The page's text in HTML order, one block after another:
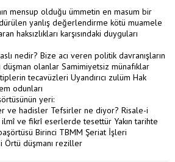
mensup olduğu ümmetin en masum bir
yanlış değerlendirme kötü muamele
haksızlıkları karşısındaki duyguları
nedir? Bize acı veren politik davranışların
olanlar Samimiyetsiz münafıklar
tecavüzleri Uyandırıcı zulüm Hak
odunları
yeri:
ve hadisler Tefsirler ne diyor? Risale-i
ve fikrî eserlerde tesettür Yakın tarihte
Birinci TBMM Şeriat İşleri
Örtü düşmanı reziller